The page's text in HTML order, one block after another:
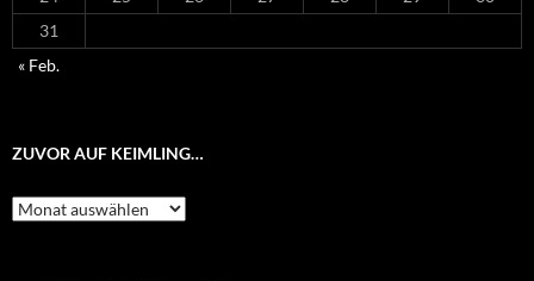
31
« Feb.
ZUVOR AUF KEIMLING…
Zuvor
auf